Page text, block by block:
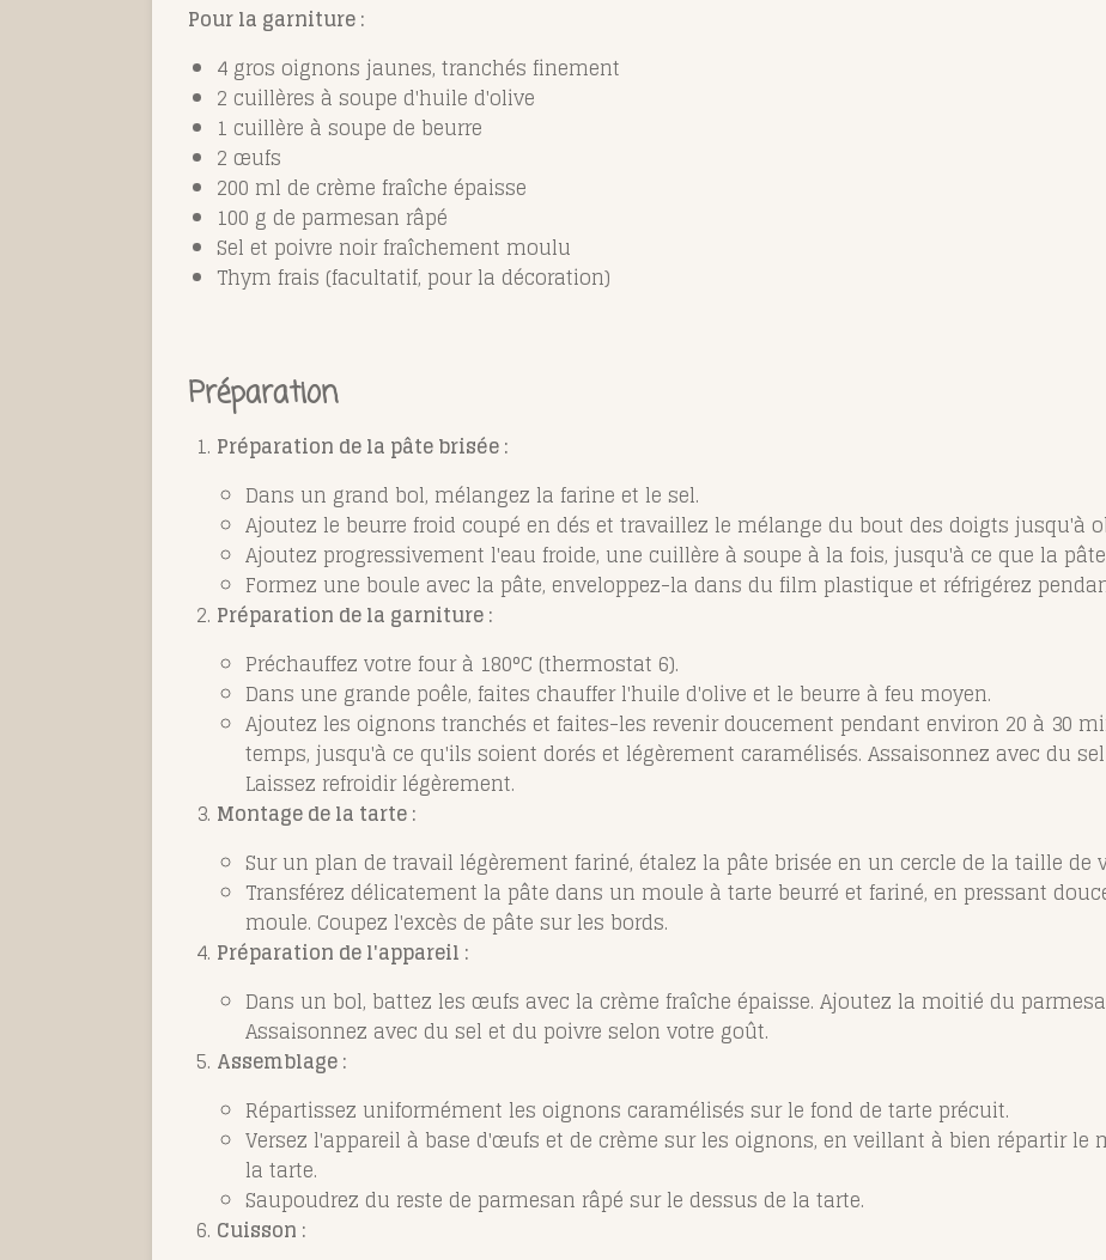
Pour la garniture :
4 gros oignons jaunes, tranchés finement
2 cuillères à soupe d'huile d'olive
1 cuillère à soupe de beurre
2 œufs
200 ml de crème fraîche épaisse
100 g de parmesan râpé
Sel et poivre noir fraîchement moulu
Thym frais (facultatif, pour la décoration)
Préparation
Préparation de la pâte brisée :
Dans un grand bol, mélangez la farine et le sel.
Ajoutez le beurre froid coupé en dés et travaillez le mélange du bout des doigts jusqu'à
Ajoutez progressivement l'eau froide, une cuillère à soupe à la fois, jusqu'à ce que la
Formez une boule avec la pâte, enveloppez-la dans du film plastique et réfrigérez
Préparation de la garniture :
Préchauffez votre four à 180°C (thermostat 6).
Dans une grande poêle, faites chauffer l'huile d'olive et le beurre à feu moyen.
Ajoutez les oignons tranchés et faites-les revenir doucement pendant environ 20 à 30
temps, jusqu'à ce qu'ils soient dorés et légèrement caramélisés. Assaisonnez avec du
Laissez refroidir légèrement.
Montage de la tarte :
Sur un plan de travail légèrement fariné, étalez la pâte brisée en un cercle de la taille de
Transférez délicatement la pâte dans un moule à tarte beurré et fariné, en pressant
moule. Coupez l'excès de pâte sur les bords.
Préparation de l'appareil :
Dans un bol, battez les œufs avec la crème fraîche épaisse. Ajoutez la moitié du
Assaisonnez avec du sel et du poivre selon votre goût.
Assemblage :
Répartissez uniformément les oignons caramélisés sur le fond de tarte précuit.
Versez l'appareil à base d'œufs et de crème sur les oignons, en veillant à bien répartir le
la tarte.
Saupoudrez du reste de parmesan râpé sur le dessus de la tarte.
Cuisson :